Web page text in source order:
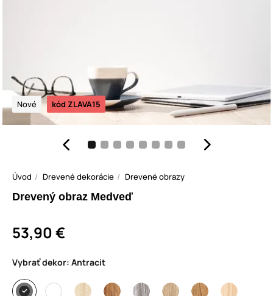
Nové kód ZLAVA15
Úvod Drevené dekorácie Drevené obrazy
Drevený obraz Medveď
53,90 €
Vybrať dekor: Antracit